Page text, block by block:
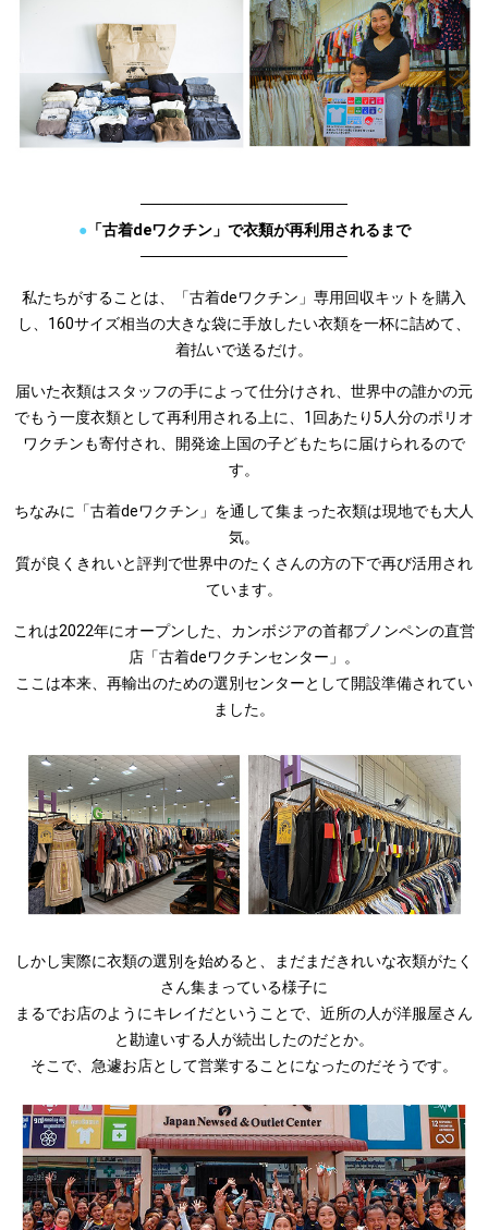
───────────────────
●「古着deワクチン」で衣類が再利用されるまで
───────────────────
私たちがすることは、「古着deワクチン」専用回収キットを購入
し、160サイズ相当の大きな袋に手放したい衣類を一杯に詰めて、
着払いで送るだけ。
届いた衣類はスタッフの手によって仕分けされ、世界中の誰かの元
でもう一度衣類として再利用される上に、1回あたり5人分のポリオ
ワクチンも寄付され、開発途上国の子どもたちに届けられるので
す。
ちなみに「古着deワクチン」を通して集まった衣類は現地でも大人
気。
質が良くきれいと評判で世界中のたくさんの方の下で再び活用され
ています。
これは2022年にオープンした、カンボジアの首都プノンペンの直営
店「古着deワクチンセンター」。
ここは本来、再輸出のための選別センターとして開設準備されてい
ました。
しかし実際に衣類の選別を始めると、まだまだきれいな衣類がたく
さん集まっている様子に
まるでお店のようにキレイだということで、近所の人が洋服屋さん
と勘違いする人が続出したのだとか。
そこで、急遽お店として営業することになったのだそうです。